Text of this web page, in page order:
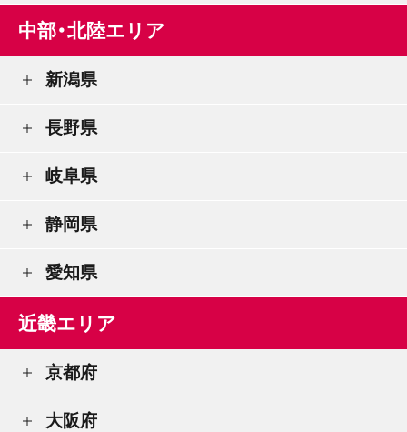
中部・北陸エリア
新潟県
長野県
岐阜県
静岡県
愛知県
近畿エリア
京都府
大阪府